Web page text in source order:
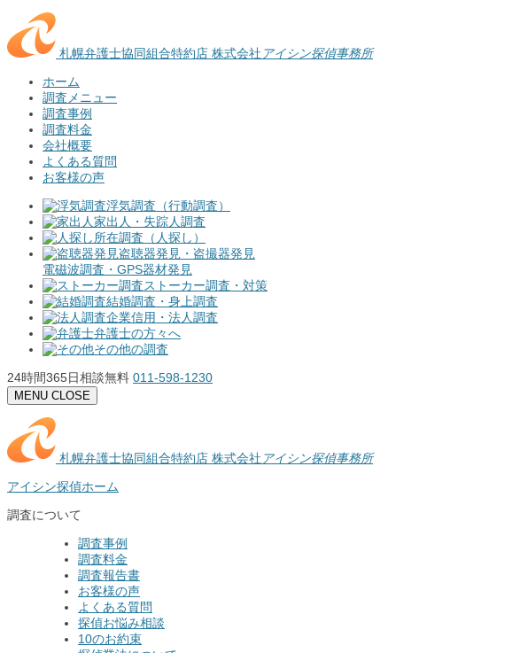
札幌弁護士協同組合特約店 株式会社 アイシン探偵事務所
ホーム
調査メニュー
調査事例
調査料金
会社概要
よくある質問
お客様の声
浮気調査（行動調査）
家出人・失踪人調査
所在調査（人探し）
盗聴器発見・盗撮器発見
電磁波調査・GPS器材発見
ストーカー調査・対策
結婚調査・身上調査
企業信用・法人調査
弁護士の方々へ
その他の調査
24時間365日相談無料 011-598-1230
MENU CLOSE
札幌弁護士協同組合特約店 株式会社 アイシン探偵事務所
アイシン探偵ホーム
調査について
調査事例
調査料金
調査報告書
お客様の声
よくある質問
探偵お悩み相談
10のお約束